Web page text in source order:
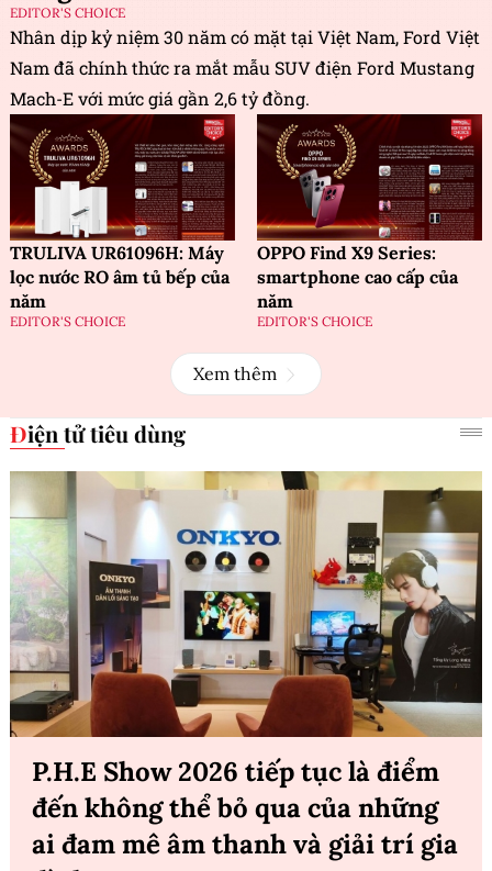
EDITOR'S CHOICE
Nhân dịp kỷ niệm 30 năm có mặt tại Việt Nam, Ford Việt
Nam đã chính thức ra mắt mẫu SUV điện Ford Mustang
Mach-E với mức giá gần 2,6 tỷ đồng.
TRULIVA UR61096H: Máy
lọc nước RO âm tủ bếp của
năm
EDITOR'S CHOICE
OPPO Find X9 Series:
smartphone cao cấp của
năm
EDITOR'S CHOICE
Xem thêm
Điện tử tiêu dùng
P.H.E Show 2026 tiếp tục là điểm
đến không thể bỏ qua của những
ai đam mê âm thanh và giải trí gia